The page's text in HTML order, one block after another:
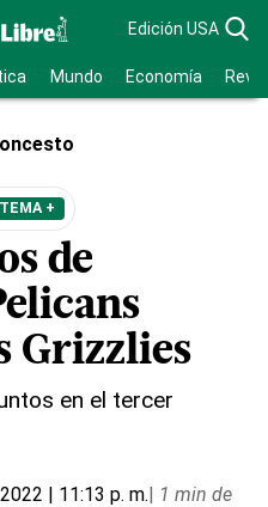
Edición USA
Mundo Economía
+
de
Grizzlies
en el tercer
| 11:13 p. m.| 1 min de